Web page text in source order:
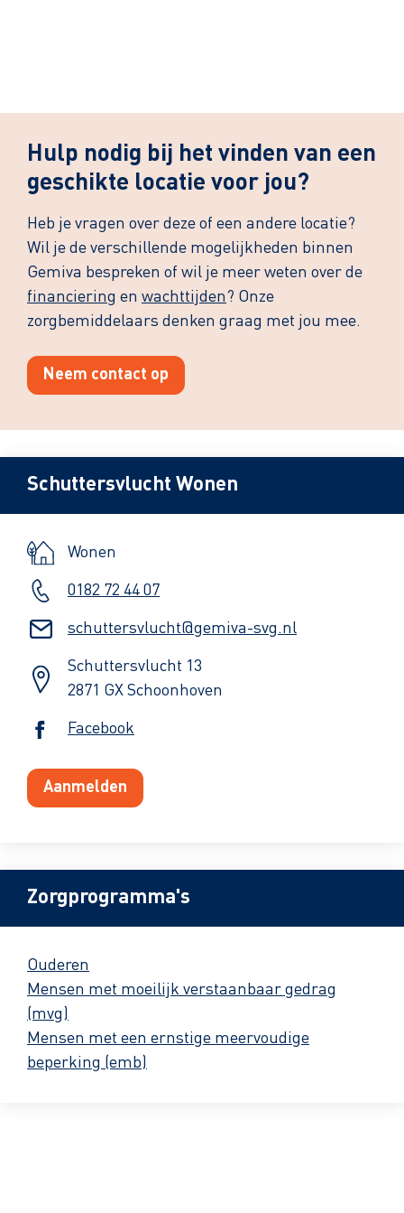
Hulp nodig bij het vinden van een
geschikte locatie voor jou?
Heb je vragen over deze of een andere locatie?
Wil je de verschillende mogelijkheden binnen
Gemiva bespreken of wil je meer weten over de
financiering en wachttijden ? Onze
zorgbemiddelaars denken graag met jou mee.
Neem contact op
Schuttersvlucht Wonen
Wonen
0182 72 44 07
schuttersvlucht@gemiva-svg.nl
Schuttersvlucht 13
2871 GX Schoonhoven
Facebook
Aanmelden
Zorgprogramma's
Ouderen
Mensen met moeilijk verstaanbaar gedrag
(mvg)
Mensen met een ernstige meervoudige
beperking (emb)